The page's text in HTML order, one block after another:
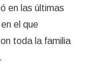
en las últimas
el que
toda la familia